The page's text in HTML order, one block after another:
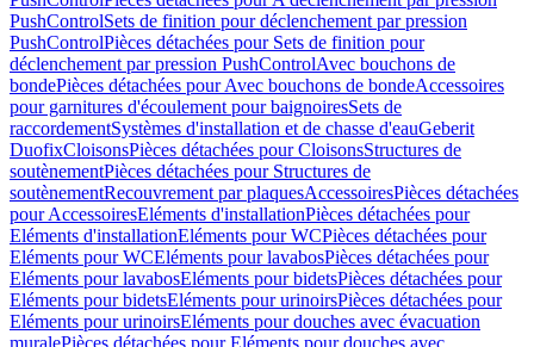
PushControlSets de finition pour déclenchement par pression
PushControlPièces détachées pour Sets de finition pour
déclenchement par pression PushControlAvec bouchons de
bondePièces détachées pour Avec bouchons de bondeAccessoires
pour garnitures d'écoulement pour baignoiresSets de
raccordementSystèmes d'installation et de chasse d'eauGeberit
DuofixCloisonsPièces détachées pour CloisonsStructures de
soutènementPièces détachées pour Structures de
soutènementRecouvrement par plaquesAccessoiresPièces détachées
pour AccessoiresEléments d'installationPièces détachées pour
Eléments d'installationEléments pour WCPièces détachées pour
Eléments pour WCEléments pour lavabosPièces détachées pour
Eléments pour lavabosEléments pour bidetsPièces détachées pour
Eléments pour bidetsEléments pour urinoirsPièces détachées pour
Eléments pour urinoirsEléments pour douches avec évacuation
muralePièces détachées pour Eléments pour douches avec